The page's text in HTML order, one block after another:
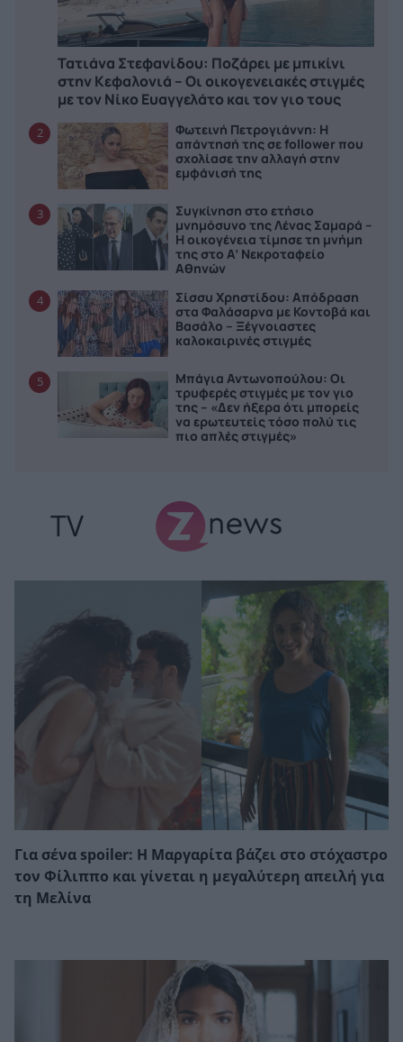
Τατιάνα Στεφανίδου: Ποζάρει με μπικίνι
στην Κεφαλονιά – Οι οικογενειακές στιγμές
με τον Νίκο Ευαγγελάτο και τον γιο τους
2
Φωτεινή Πετρογιάννη: Η
απάντησή της σε follower που
σχολίασε την αλλαγή στην
εμφάνισή της
3
Συγκίνηση στο ετήσιο
μνημόσυνο της Λένας Σαμαρά –
Η οικογένεια τίμησε τη μνήμη
της στο Α’ Νεκροταφείο
Αθηνών
4
Σίσσυ Χρηστίδου: Απόδραση
στα Φαλάσαρνα με Κοντοβά και
Βασάλο – Ξέγνοιαστες
καλοκαιρινές στιγμές
5
Μπάγια Αντωνοπούλου: Οι
τρυφερές στιγμές με τον γιο
της – «Δεν ήξερα ότι μπορείς
να ερωτευτείς τόσο πολύ τις
πιο απλές στιγμές»
TV
Για σένα spoiler: Η Μαργαρίτα βάζει στο στόχαστρο
τον Φίλιππο και γίνεται η μεγαλύτερη απειλή για
τη Μελίνα